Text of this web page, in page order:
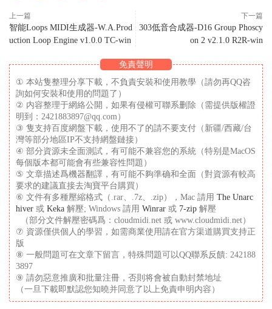
上一篇
智能Loops MIDI生成器-W.A.Prod
uction Loop Engine v1.0.0 TC-win
下一篇
303低音合成器-D16 Group Phoscy
on 2 v2.1.0 R2R-win
免責聲明
① 本站隻整理分享下載，不負責安裝和使用教學（請勿再QQ咨
詢如何安裝和使用的問題了）
② 内容整理于網絡公開，如果有侵權可聯系删除（需提供版權證
明到：2421883897@qq.com）
③ 隻支持百度網盤下載，使用不了的請不要支付（新疆/西藏/台
灣等部分地區IP不支持網盤鏈接）
④ 部分資源未全面測試，有可能不兼容您的系統（特别是MacOS
每個版本都可能會有些兼容性問題）
⑤ 文章描述爲機器翻譯，有可能不夠準确和全面（對資源有較高
要求的建議直接去淘寶平台購買）
⑥ 文件有多種壓縮格式（.rar、.7z、.zip），Mac 請用 The Unarc
hiver 或 Keka 解壓; Windows 請用 Winrar 或 7-zip 解壓
（部分文件解壓密碼爲：cloudmidi.net 或 www.cloudmidi.net）
⑦ 資源僅供個人的學習，如需商業使用請在官方渠道購買支持正
版
⑧ 一般問題可在文章下留言，特殊問題可以QQ聯系反饋: 242188
3897
⑨ 請勿惡意推廣和批量注冊，否則将會被自動封禁地址
（一旦下載即默認您知曉并同意了以上免責申明内容）